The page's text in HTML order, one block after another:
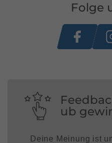
Folge
ub
Deine Meinung ist